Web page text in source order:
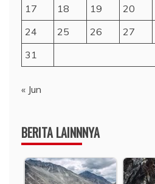
17
18 19 20
24
25 26 27
31
« Jun
BERITA LAINNNYA